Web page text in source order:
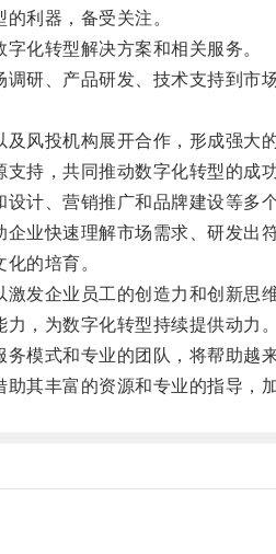
利器，备受关注。
化转型解决方案和相关服务。
、产品研发、技术支持到市场
投机构展开合作，形成强大的
持，共同推动数字化转型的成功
计、营销推广和品牌建设等多个
快速理解市场需求、研发出
的培育。
发企业员工的创造力和创新思维
，为数字化转型持续提供动力。
式和专业的团队，将帮助越来
丰富的资源和专业的指导，